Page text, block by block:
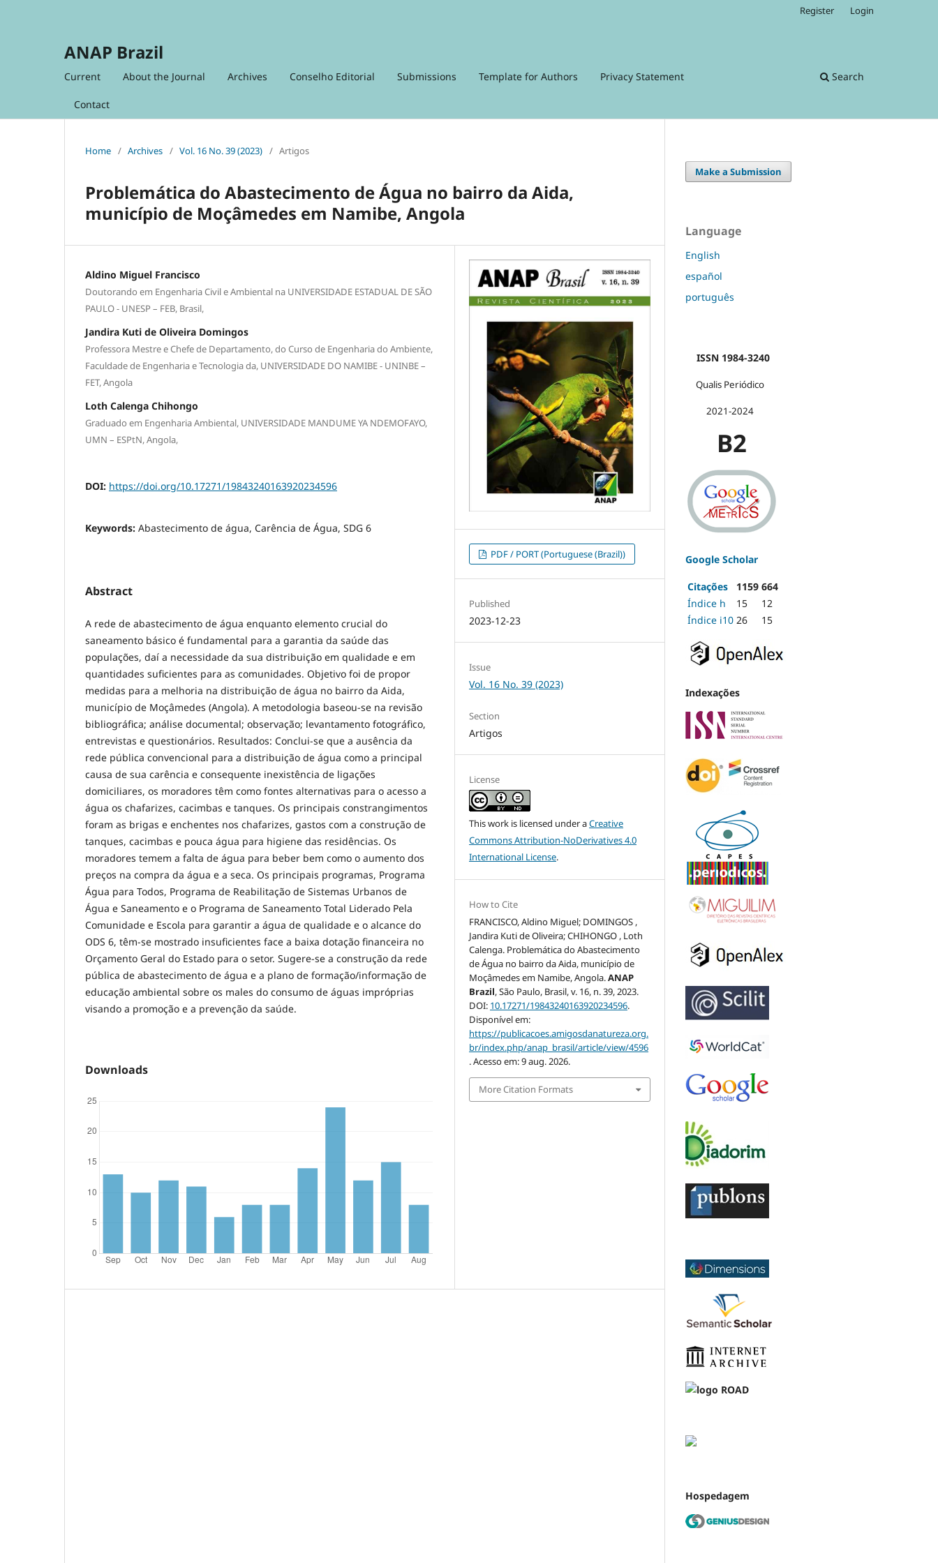
ANAP Brazil
Current About the Journal Archives Conselho Editorial Submissions Template for Authors Privacy Statement
Contact
Search
Register Login
Home / Archives / Vol. 16 No. 39 (2023) / Artigos
Problemática do Abastecimento de Água no bairro da Aida,
município de Moçâmedes em Namibe, Angola
Aldino Miguel Francisco
Doutorando em Engenharia Civil e Ambiental na UNIVERSIDADE ESTADUAL DE SÃO
PAULO - UNESP – FEB, Brasil,
Jandira Kuti de Oliveira Domingos
Professora Mestre e Chefe de Departamento, do Curso de Engenharia do Ambiente,
Faculdade de Engenharia e Tecnologia da, UNIVERSIDADE DO NAMIBE - UNINBE –
FET, Angola
Loth Calenga Chihongo
Graduado em Engenharia Ambiental, UNIVERSIDADE MANDUME YA NDEMOFAYO,
UMN – ESPtN, Angola,
DOI: https://doi.org/10.17271/19843240163920234596
Keywords: Abastecimento de água, Carência de Água, SDG 6
Abstract
A rede de abastecimento de água enquanto elemento crucial do
saneamento básico é fundamental para a garantia da saúde das
populações, daí a necessidade da sua distribuição em qualidade e em
quantidades suficientes para as comunidades. Objetivo foi de propor
medidas para a melhoria na distribuição de água no bairro da Aida,
município de Moçâmedes (Angola). A metodologia baseou-se na revisão
bibliográfica; análise documental; observação; levantamento fotográfico,
entrevistas e questionários. Resultados: Conclui-se que a ausência da
rede pública convencional para a distribuição de água como a principal
causa de sua carência e consequente inexistência de ligações
domiciliares, os moradores têm como fontes alternativas para o acesso a
água os chafarizes, cacimbas e tanques. Os principais constrangimentos
foram as brigas e enchentes nos chafarizes, gastos com a construção de
tanques, cacimbas e pouca água para higiene das residências. Os
moradores temem a falta de água para beber bem como o aumento dos
preços na compra da água e a seca. Os principais programas, Programa
Água para Todos, Programa de Reabilitação de Sistemas Urbanos de
Água e Saneamento e o Programa de Saneamento Total Liderado Pela
Comunidade e Escola para garantir a água de qualidade e o alcance do
ODS 6, têm-se mostrado insuficientes face a baixa dotação financeira no
Orçamento Geral do Estado para o setor. Sugere-se a construção da rede
pública de abastecimento de água e a plano de formação/informação de
educação ambiental sobre os males do consumo de águas impróprias
visando a promoção e a prevenção da saúde.
Downloads
PDF / PORT (Portuguese (Brazil))
Published
2023-12-23
Issue
Vol. 16 No. 39 (2023)
Section
Artigos
License
This work is licensed under aCreative
Commons Attribution-NoDerivatives 4.0
International License.
How to Cite
FRANCISCO, Aldino Miguel; DOMINGOS ,
Jandira Kuti de Oliveira; CHIHONGO , Loth
Calenga. Problemática do Abastecimento
de Água no bairro da Aida, município de
Moçâmedes em Namibe, Angola.ANAP
Brazil, São Paulo, Brasil, v. 16, n. 39, 2023.
DOI: 10.17271/19843240163920234596.
Disponível em:
https://publicacoes.amigosdanatureza.org.
br/index.php/anap_brasil/article/view/4596
. Acesso em: 9 aug. 2026.
More Citation Formats
Make a Submission
Language
English
español
português
ISSN 1984-3240
Qualis Periódico
2021-2024
B2
Google Scholar
Citações 1159 664
Índice h
15
12
Índice i10 26 15
Indexações
Hospedagem